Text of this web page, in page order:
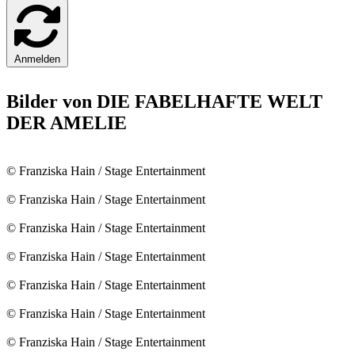
Anmelden
Bilder von DIE FABELHAFTE WELT
DER AMELIE
© Franziska Hain / Stage Entertainment
© Franziska Hain / Stage Entertainment
© Franziska Hain / Stage Entertainment
© Franziska Hain / Stage Entertainment
© Franziska Hain / Stage Entertainment
© Franziska Hain / Stage Entertainment
© Franziska Hain / Stage Entertainment